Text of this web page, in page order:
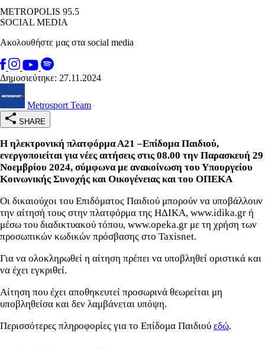
METROPOLIS 95.5
SOCIAL MEDIA
Ακολουθήστε μας στα social media
Δημοσιεύτηκε: 27.11.2024
Metrosport Team
SHARE
Η ηλεκτρονική πλατφόρμα Α21 –Επίδομα Παιδιού,
ενεργοποιείται για νέες αιτήσεις στις 08.00 την Παρασκευή 29
Νοεμβρίου 2024, σύμφωνα με ανακοίνωση του Υπουργείου
Κοινωνικής Συνοχής και Οικογένειας και του ΟΠΕΚΑ
Οι δικαιούχοι του Επιδόματος Παιδιού μπορούν να υποβάλλουν
την αίτησή τους στην πλατφόρμα της ΗΔΙΚΑ, www.idika.gr ή
μέσω του διαδικτυακού τόπου, www.opeka.gr με τη χρήση των
προσωπικών κωδικών πρόσβασης στο Taxisnet.
Για να ολοκληρωθεί η αίτηση πρέπει να υποβληθεί οριστικά και
να έχει εγκριθεί.
Αίτηση που έχει αποθηκευτεί προσωρινά θεωρείται μη
υποβληθείσα και δεν λαμβάνεται υπόψη.
Περισσότερες πληροφορίες για το Επίδομα Παιδιού εδώ.